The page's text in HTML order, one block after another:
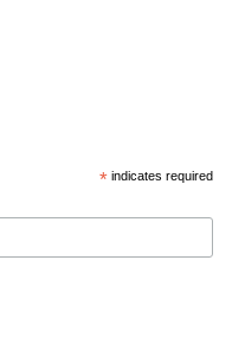
* indicates required